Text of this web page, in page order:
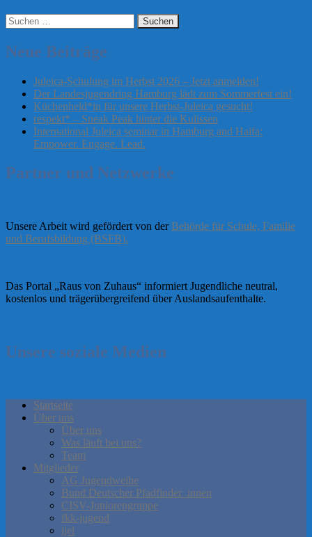
Suchen
nach:
Neue Beiträge
Juleica-Schulung im Herbst 2026 – Jetzt anmelden!
Der Landesjugendring Hamburg lädt zum Sommerfest ein!
Küchenheld*in für unsere Herbst-Juleica gesucht!
respekt* – Sneak Peak hinter die Kulissen
International Juleica seminar in Hamburg and Haifa:
Empower. Engage. Lead.
Partner und Netzwerke
Unsere Arbeit wird gefördert von der Behörde für Schule, Familie
und Berufsbildung (BSFB).
Das Portal „Raus von Zuhaus“ informiert Jugendliche neutral,
kostenlos und trägerübergreifend über Auslandsaufenthalte.
Unsere soziale Medien
Startseite
Über uns
Über uns
Was läuft bei uns?
Team
Mitglieder
AG Jugendweihe
Bund Deutscher Pfadfinder_innen
CISV-Juniorengruppe
fkk-jugend
ijel